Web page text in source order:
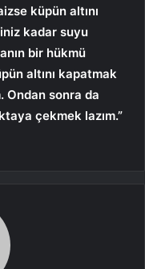
küpün altını
kadar suyu
bir hükmü
altını kapatmak
Ondan sonra da
çekmek lazım.”